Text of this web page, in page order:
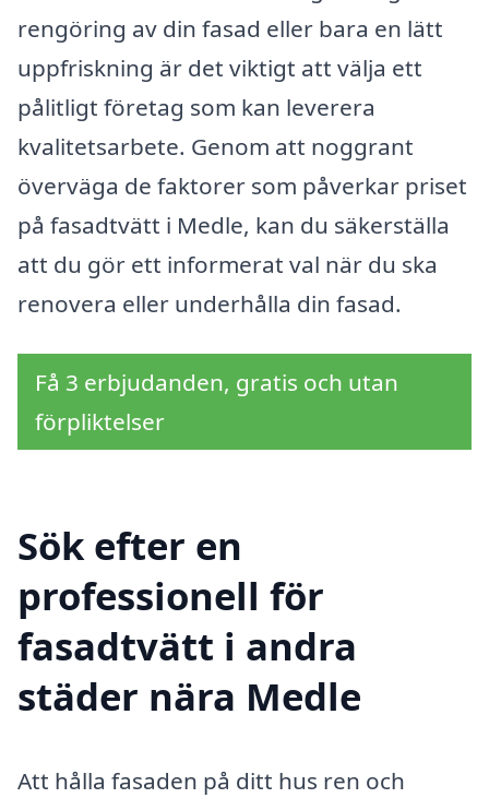
rengöring av din fasad eller bara en lätt
uppfriskning är det viktigt att välja ett
pålitligt företag som kan leverera
kvalitetsarbete. Genom att noggrant
överväga de faktorer som påverkar priset
på fasadtvätt i Medle, kan du säkerställa
att du gör ett informerat val när du ska
renovera eller underhålla din fasad.
Få 3 erbjudanden, gratis och utan
förpliktelser
Sök efter en
professionell för
fasadtvätt i andra
städer nära Medle
Att hålla fasaden på ditt hus ren och